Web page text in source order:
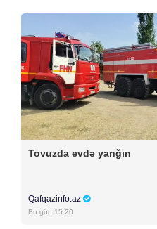
Tovuzda evdə yanğın
Qafqazinfo.az
Bu gün 15:20